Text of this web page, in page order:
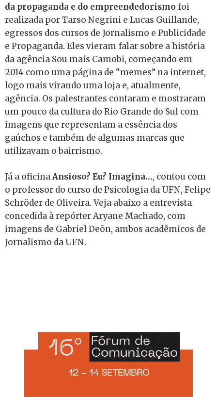
da propaganda e do empreendedorismo foi
realizada por Tarso Negrini e Lucas Guillande,
egressos dos cursos de Jornalismo e Publicidade
e Propaganda. Eles vieram falar sobre a história
da agência Sou mais Camobi, começando em
2014 como uma página de “memes” na internet,
logo mais virando uma loja e, atualmente,
agência. Os palestrantes contaram e mostraram
um pouco da cultura do Rio Grande do Sul com
imagens que representam a essência dos
gaúchos e também de algumas marcas que
utilizavam o bairrismo.
Já a oficinaAnsioso? Eu? Imagina…, contou com
o professor do curso de Psicologia da UFN, Felipe
Schröder de Oliveira. Veja abaixo a entrevista
concedida à repórter Aryane Machado, com
imagens de Gabriel Deõn, ambos acadêmicos de
Jornalismo da UFN.